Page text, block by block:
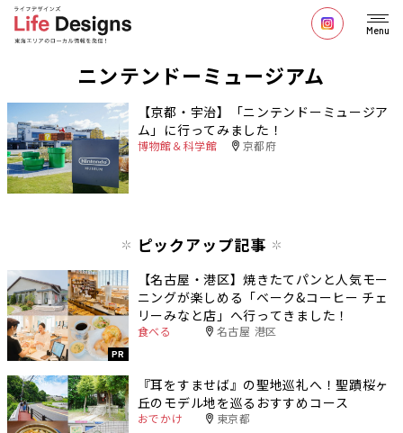
Menu
ニンテンドーミュージアム
【京都・宇治】「ニンテンドーミュージア
ム」に行ってみました！
博物館＆科学館 京都府
ピックアップ記事
PR
【名古屋・港区】焼きたてパンと人気モー
ニングが楽しめる「ベーク&コーヒー チェ
リーみなと店」へ行ってきました！
食べる 名古屋 港区
『耳をすませば』の聖地巡礼へ！聖蹟桜ヶ
丘のモデル地を巡るおすすめコース
おでかけ 東京都